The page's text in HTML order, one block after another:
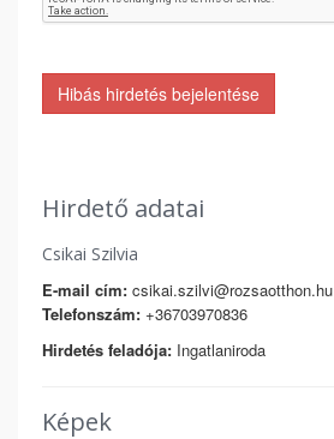
Hibás hirdetés bejelentése
Hirdető adatai
Csikai Szilvia
E-mail cím: csikai.szilvi@rozsaotthon.hu
Telefonszám: +36703970836
Hirdetés feladója: Ingatlaniroda
Képek